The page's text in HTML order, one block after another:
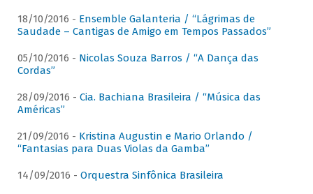
18/10/2016 - Ensemble Galanteria / “Lágrimas de
Saudade – Cantigas de Amigo em Tempos Passados”
05/10/2016 - Nicolas Souza Barros / “A Dança das
Cordas”
28/09/2016 - Cia. Bachiana Brasileira / “Música das
Américas”
21/09/2016 - Kristina Augustin e Mario Orlando /
“Fantasias para Duas Violas da Gamba”
14/09/2016 - Orquestra Sinfônica Brasileira